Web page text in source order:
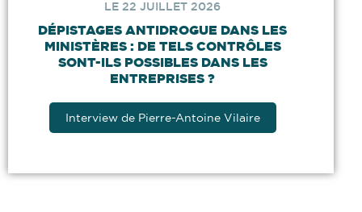
LE 22 JUILLET 2026
DÉPISTAGES ANTIDROGUE DANS LES
MINISTÈRES : DE TELS CONTRÔLES
SONT-ILS POSSIBLES DANS LES
ENTREPRISES ?
Interview de Pierre-Antoine Vilaire